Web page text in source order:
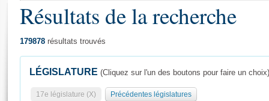
Général
Résultats de la recherche
179878 résultats trouvés
LÉGISLATURE (Cliquez sur l'un des boutons pour faire un choix)
17e législature (X) Précédentes législatures